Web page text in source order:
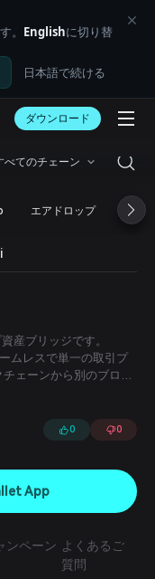
。 Englishに切り替
日本語で続ける
ダウンロード
べてのチェーン
エアドロップ DeFi
産ブリッジです。
ムレスで単一の取引プ
ェーンから別のブロッ
ることです。
0 0
App
ンペーン よくあるご
質問